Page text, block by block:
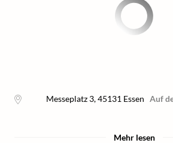
Messeplatz 3,45131 Essen Auf
Mehr lesen